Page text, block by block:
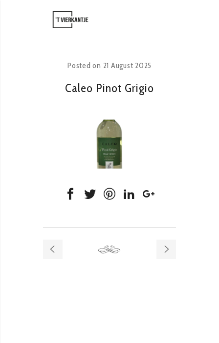
Posted on 21 August 2025
Caleo Pinot Grigio